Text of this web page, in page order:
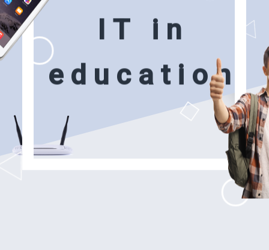
I T i n
e d u c a t i on